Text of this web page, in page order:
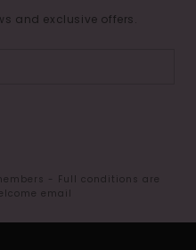
and exclusive offers.
- Full conditions are
email